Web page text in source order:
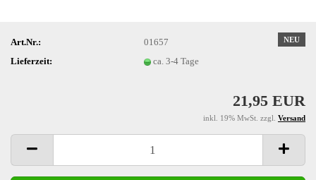
NEU
Art.Nr.:
01657
Lieferzeit:
ca. 3-4 Tage
21,95 EUR
inkl. 19% MwSt. zzgl. Versand